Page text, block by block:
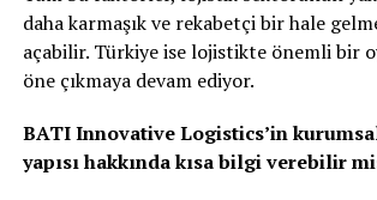
daha karmaşık ve rekabetçi bir hale
açabilir. Türkiye ise lojistikte önemli bir
öne çıkmaya devam ediyor.
BATI Innovative Logistics’in
yapısı hakkında kısa bilgi verebilir